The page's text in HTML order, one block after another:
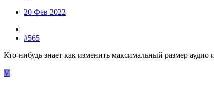
20 Фев 2022
#565
Кто-нибудь знает как изменить максимальный размер
V